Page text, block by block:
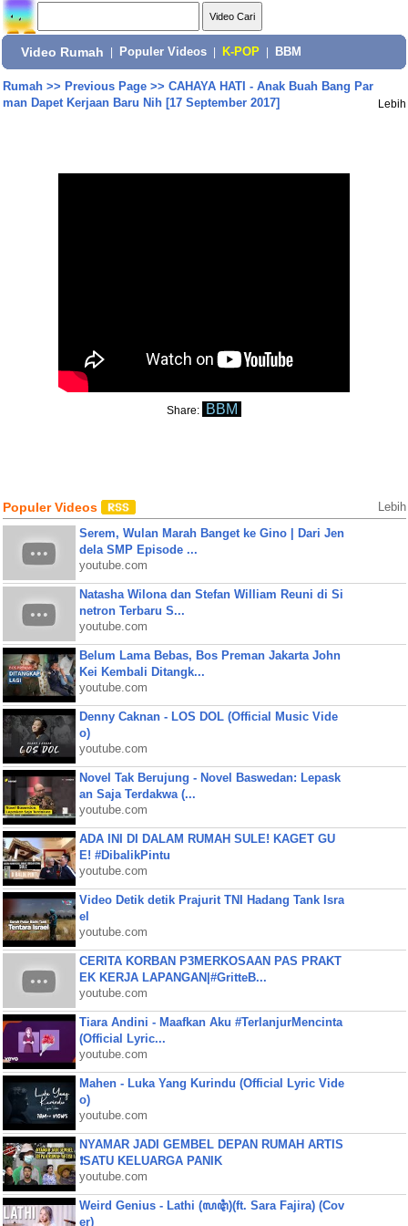
Video Rumah Populer Videos K-POP BBM
Rumah>> Previous Page>> CAHAYA HATI - Anak Buah Bang Par
man Dapet Kerjaan Baru Nih [17 September 2017]
Lebih
Share: BBM
Populer Videos Lebih
Serem, Wulan Marah Banget ke Gino | Dari Jen
dela SMP Episode ...
youtube.com
Natasha Wilona dan Stefan William Reuni di Si
netron Terbaru S...
youtube.com
Belum Lama Bebas, Bos Preman Jakarta John
Kei Kembali Ditangk...
youtube.com
Denny Caknan - LOS DOL (Official Music Vide
o)
youtube.com
Novel Tak Berujung - Novel Baswedan: Lepask
an Saja Terdakwa (...
youtube.com
ADA INI DI DALAM RUMAH SULE! KAGET GU
E! #DibalikPintu
youtube.com
Video Detik detik Prajurit TNI Hadang Tank Isra
el
youtube.com
CERITA KORBAN P3MERKOSAAN PAS PRAKT
EK KERJA LAPANGAN|#GritteB...
youtube.com
Tiara Andini - Maafkan Aku #TerlanjurMencinta
(Official Lyric...
youtube.com
Mahen - Luka Yang Kurindu (Official Lyric Vide
o)
youtube.com
NYAMAR JADI GEMBEL DEPAN RUMAH ARTIS
❗SATU KELUARGA PANIK
youtube.com
Weird Genius - Lathi (ꦭꦛꦶ)(ft. Sara Fajira) (Cov
er)